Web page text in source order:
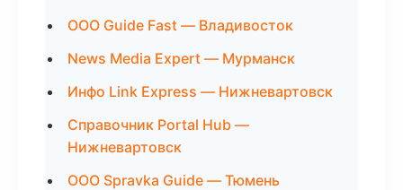
ООО Guide Fast — Владивосток
News Media Expert — Мурманск
Инфо Link Express — Нижневартовск
Справочник Portal Hub —
Нижневартовск
ООО Spravka Guide — Тюмень